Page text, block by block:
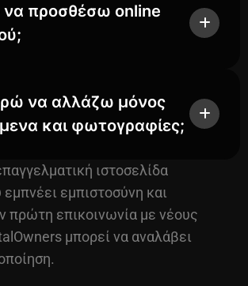
προσθέσω online
να αλλάζω μόνος
και φωτογραφίες;
ιστοσελίδα
εμπιστοσύνη και
πρώτη επικοινωνία με νέους
μπορεί να αναλάβει